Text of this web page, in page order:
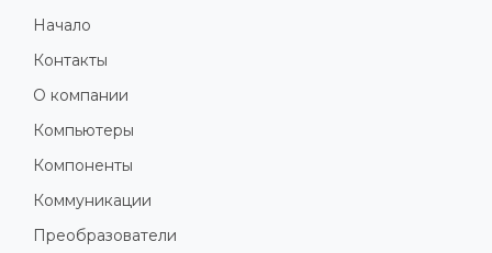
Начало
Контакты
О компании
Компьютеры
Компоненты
Коммуникации
Преобразователи